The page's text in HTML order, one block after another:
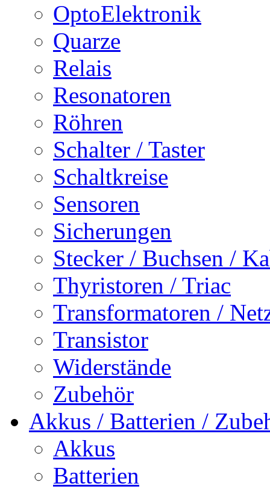
OptoElektronik
Quarze
Relais
Resonatoren
Röhren
Schalter / Taster
Schaltkreise
Sensoren
Sicherungen
Stecker / Buchsen /
Thyristoren / Triac
Transformatoren /
Transistor
Widerstände
Zubehör
Akkus / Batterien /
Akkus
Batterien